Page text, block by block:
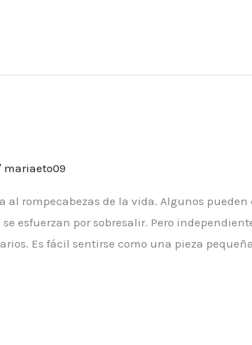
mariaeto09
al rompecabezas de la vida. Algunos
esfuerzan por sobresalir. Pero
Es fácil sentirse como una pieza